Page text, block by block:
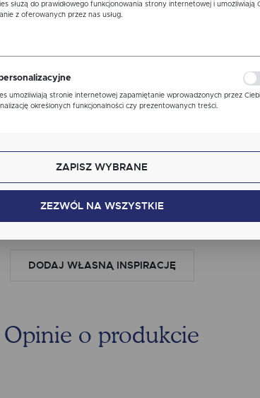
Zainspiruj się
nie posiada jeszcze inspiracji, dodaj by być pierwszym!
DODAJ WŁASNĄ INSPIRACJĘ
Opinie o produkcie
służą do prawidłowego funkcjonowania strony internetowej i umożliwiają
z oferowanych przez nas usług.
logowania czy wypełniania formularzy. Dzięki plikom cookies
umożliwiają stronie internetowej zapamiętanie wprowadzonych przez
określonych funkcjonalności czy prezentowanych treści.
pozwalają na uzyskanie informacji w zakresie wykorzystywania witryny
oraz częstotliwości, z jaką odwiedzane są nasze serwisy www. Dane
serwisów internetowych pod względem ich popularności wśród
cookies prezentujemy Ci najciekawsze informacje i aktualności na
treści w postaci wiadomości, ofert, komunikatów mediów
ZAPISZ WYBRANE
ZEZWÓL NA WSZYSTKIE